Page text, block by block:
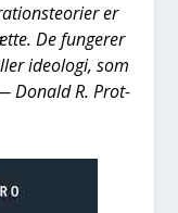
er
De fun­ge­rer
ide­o­lo­gi, som
Donald R. Pro­t­